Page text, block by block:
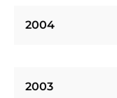
2004
2003